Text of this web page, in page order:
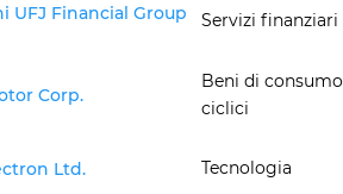
UFJ Financial Group Servizi finanziari
Corp.
Beni di consumo
ciclici
Ltd. Tecnologia